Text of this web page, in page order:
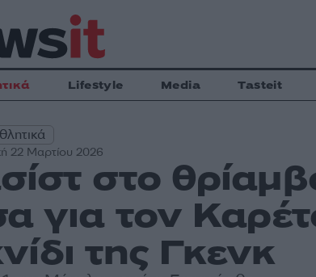
Lifestyle Media Tasteit
22 Μαρτίου 2026
στο
για τον
της Γκενκ